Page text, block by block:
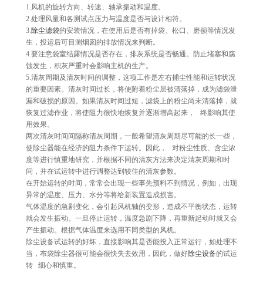
1.风机的旋转方向、转速、轴承振动和温度。
2.处理风量和各测试点压力与温度是否与设计相符。
3.除尘滤袋的安装情况，在使用后是否有掉袋、松口、磨损等情况发
生，投运后可目测烟囱的排放情况来判断。
4.要注意袋室结露情况是否存在，排灰系统是否畅通。防止堵塞和腐
蚀发生，积灰严重时会影响主机的生产。
5.清灰周期及清灰时间的调整，这项工作是左右捕尘性能和运转状况
的重要因素。清灰时间过长，将使附着粉尘层被清落掉，成为滤袋泄
漏和破损的原因。如果清灰时间过短，滤袋上的粉尘尚未清落掉，就
恢复过滤作业，将使阻力很快地恢复并逐渐增高起来， 终影响其使
用效果。
两次清灰时间间隔称清灰周期，一般希望清灰周期尽可能的长一些，
使除尘器能在经济的阻力条件下运转。因此， 对粉尘性质、含尘浓
度等进行慎重地研究，并根据不同的清灰方法来决定清灰周期和时
间，并在试运转中进行调整达到较佳的清灰参数。
在开始运转的时间，常常会出现一些事先预料不到情况，例如，出现
异常的温度、压力、水分等将给新装置造成损害。
气体温度的急剧变化，会引起风机轴的变形，造成不平衡状态，运转
就会发生振动。一旦停止运转，温度急剧下降，再重新起动时就又会
产生振动。根据气体温度来选用不同类型的风机。
除尘设备试运转的好坏，直接影响其是否能投入正常运行，如处理不
当，布袋除尘器很可能会很快失去效用，因此，做好除尘设备的试运
转 细心和慎重。